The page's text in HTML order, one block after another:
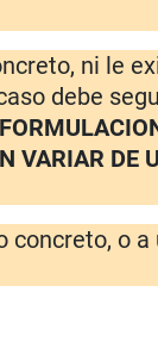
ni le
debe
VARIAR DE
concreto, o a